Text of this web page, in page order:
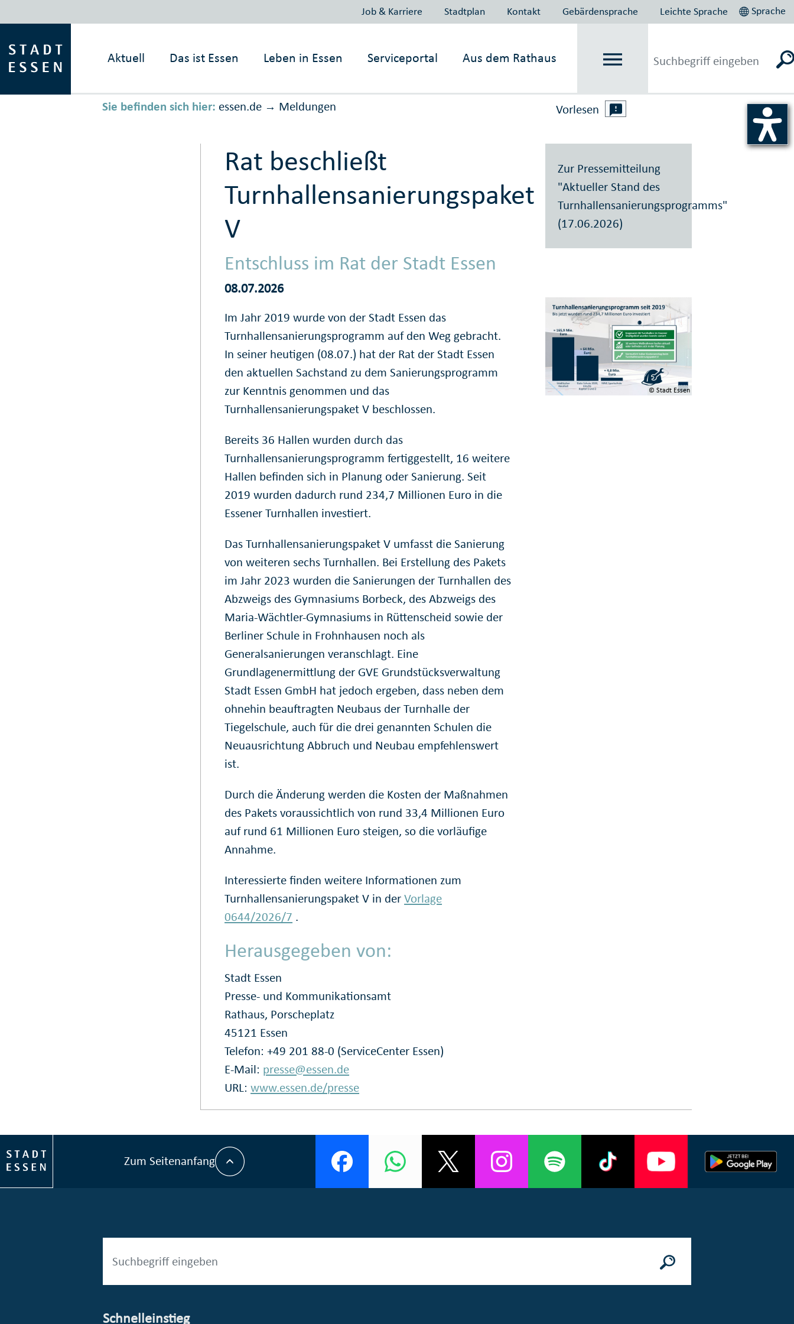
Job & Karriere Stadtplan Kontakt Gebärdensprache Leichte Sprache Sprache
Aktuell Das ist Essen Leben in Essen Serviceportal Aus dem Rathaus
Sie befinden sich hier: essen.de → Meldungen Vorlesen
Rat beschließt
Turnhallensanierungspaket
V
Entschluss im Rat der Stadt Essen
08.07.2026
Im Jahr 2019 wurde von der Stadt Essen das
Turnhallensanierungsprogramm auf den Weg gebracht.
In seiner heutigen (08.07.) hat der Rat der Stadt Essen
den aktuellen Sachstand zu dem Sanierungsprogramm
zur Kenntnis genommen und das
Turnhallensanierungspaket V beschlossen.
Bereits 36 Hallen wurden durch das
Turnhallensanierungsprogramm fertiggestellt, 16 weitere
Hallen befinden sich in Planung oder Sanierung. Seit
2019 wurden dadurch rund 234,7 Millionen Euro in die
Essener Turnhallen investiert.
Das Turnhallensanierungspaket V umfasst die Sanierung
von weiteren sechs Turnhallen. Bei Erstellung des Pakets
im Jahr 2023 wurden die Sanierungen der Turnhallen des
Abzweigs des Gymnasiums Borbeck, des Abzweigs des
Maria-Wächtler-Gymnasiums in Rüttenscheid sowie der
Berliner Schule in Frohnhausen noch als
Generalsanierungen veranschlagt. Eine
Grundlagenermittlung der GVE Grundstücksverwaltung
Stadt Essen GmbH hat jedoch ergeben, dass neben dem
ohnehin beauftragten Neubaus der Turnhalle der
Tiegelschule, auch für die drei genannten Schulen die
Neuausrichtung Abbruch und Neubau empfehlenswert
ist.
Durch die Änderung werden die Kosten der Maßnahmen
des Pakets voraussichtlich von rund 33,4 Millionen Euro
auf rund 61 Millionen Euro steigen, so die vorläufige
Annahme.
Interessierte finden weitere Informationen zum
Turnhallensanierungspaket V in derVorlage
0644/2026/7 .
Herausgegeben von:
Stadt Essen
Presse- und Kommunikationsamt
Rathaus, Porscheplatz
45121 Essen
Telefon: +49 201 88-0 (ServiceCenter Essen)
E-Mail: presse@essen.de
URL:www.essen.de/presse
Zur Pressemitteilung
"Aktueller Stand des
Turnhallensanierungsprogramms"
(17.06.2026)
© Stadt Essen
Zum Seitenanfang
Schnelleinstieg